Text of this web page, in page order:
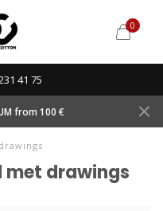
0
41 75
from 100 €
drawings
met drawings